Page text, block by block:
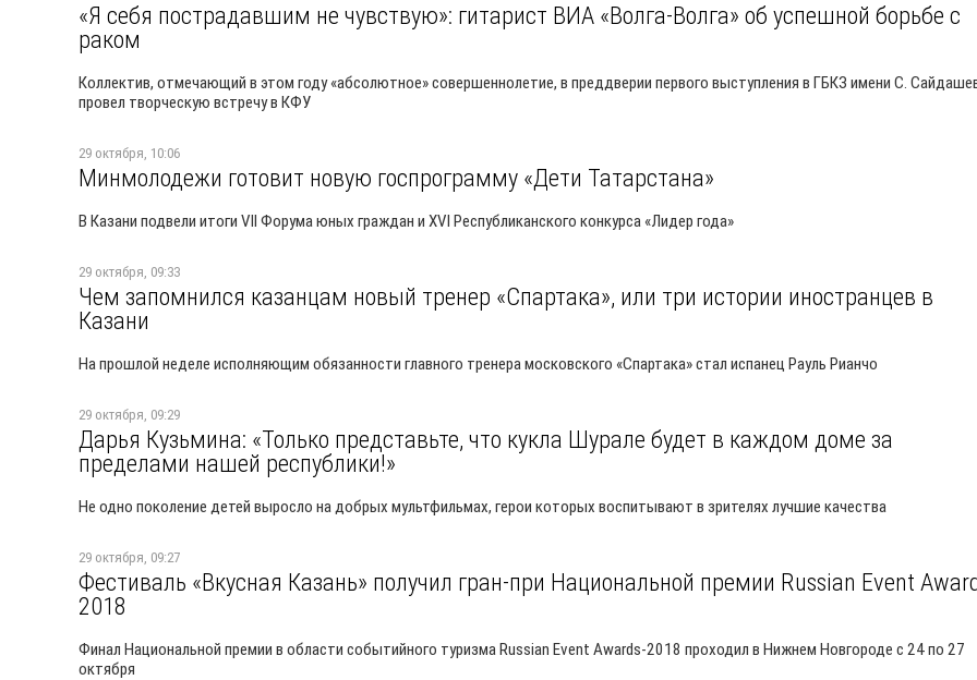
«Я себя пострадавшим не чувствую»: гитарист ВИА «Волга-Волга» об успешной борьбе с
раком
Коллектив, отмечающий в этом году «абсолютное» совершеннолетие, в преддверии первого выступления в ГБКЗ имени С.
провел творческую встречу в КФУ
29 октября, 10:06
Минмолодежи готовит новую госпрограмму «Дети Татарстана»
В Казани подвели итоги VII Форума юных граждан и XVI Республиканского конкурса «Лидер года»
29 октября, 09:33
Чем запомнился казанцам новый тренер «Спартака», или три истории иностранцев в
Казани
На прошлой неделе исполняющим обязанности главного тренера московского «Спартака» стал испанец Рауль Рианчо
29 октября, 09:29
Дарья Кузьмина: «Только представьте, что кукла Шурале будет в каждом доме за
пределами нашей республики!»
Не одно поколение детей выросло на добрых мультфильмах, герои которых воспитывают в зрителях лучшие качества
29 октября, 09:27
Фестиваль «Вкусная Казань» получил гран-при Национальной премии Russian Event
2018
Финал Национальной премии в области событийного туризма Russian Event Awards-2018 проходил в Нижнем Новгороде с 24 по 27
октября